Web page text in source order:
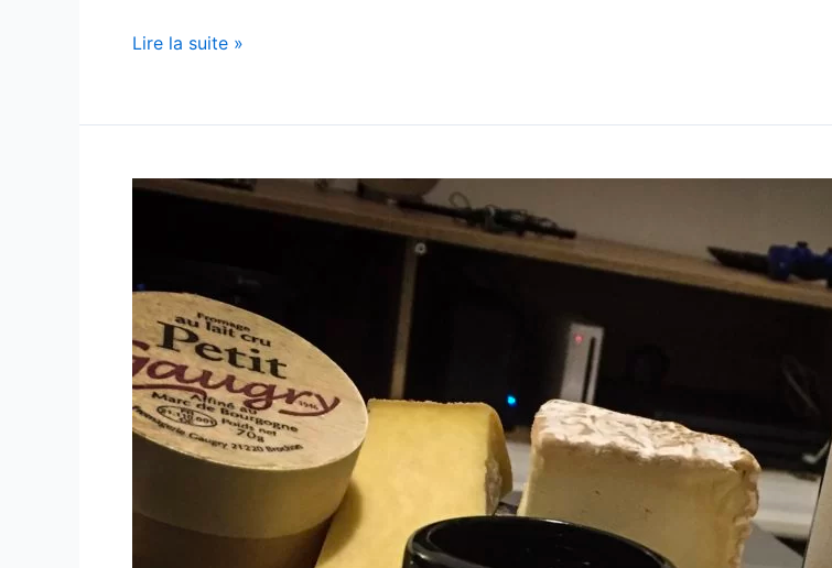
Exogyra
2012
Domaine
Lire la suite »